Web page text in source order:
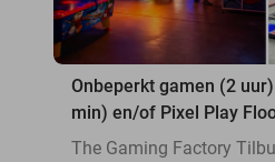
Onbeperkt gamen (2
min) en/of Pixel Play
The Gaming Factory